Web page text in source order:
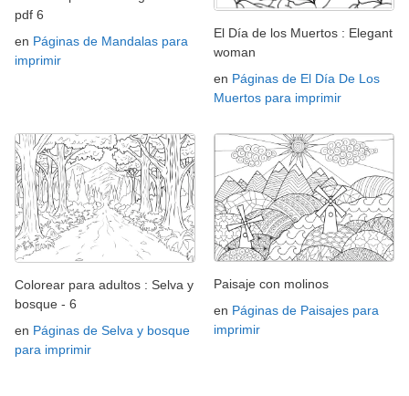
pdf 6
en Páginas de Mandalas para
imprimir
El Día de los Muertos : Elegant
woman
en Páginas de El Día De Los
Muertos para imprimir
Colorear para adultos : Selva y
bosque - 6
en Páginas de Selva y bosque
para imprimir
Paisaje con molinos
en Páginas de Paisajes para
imprimir